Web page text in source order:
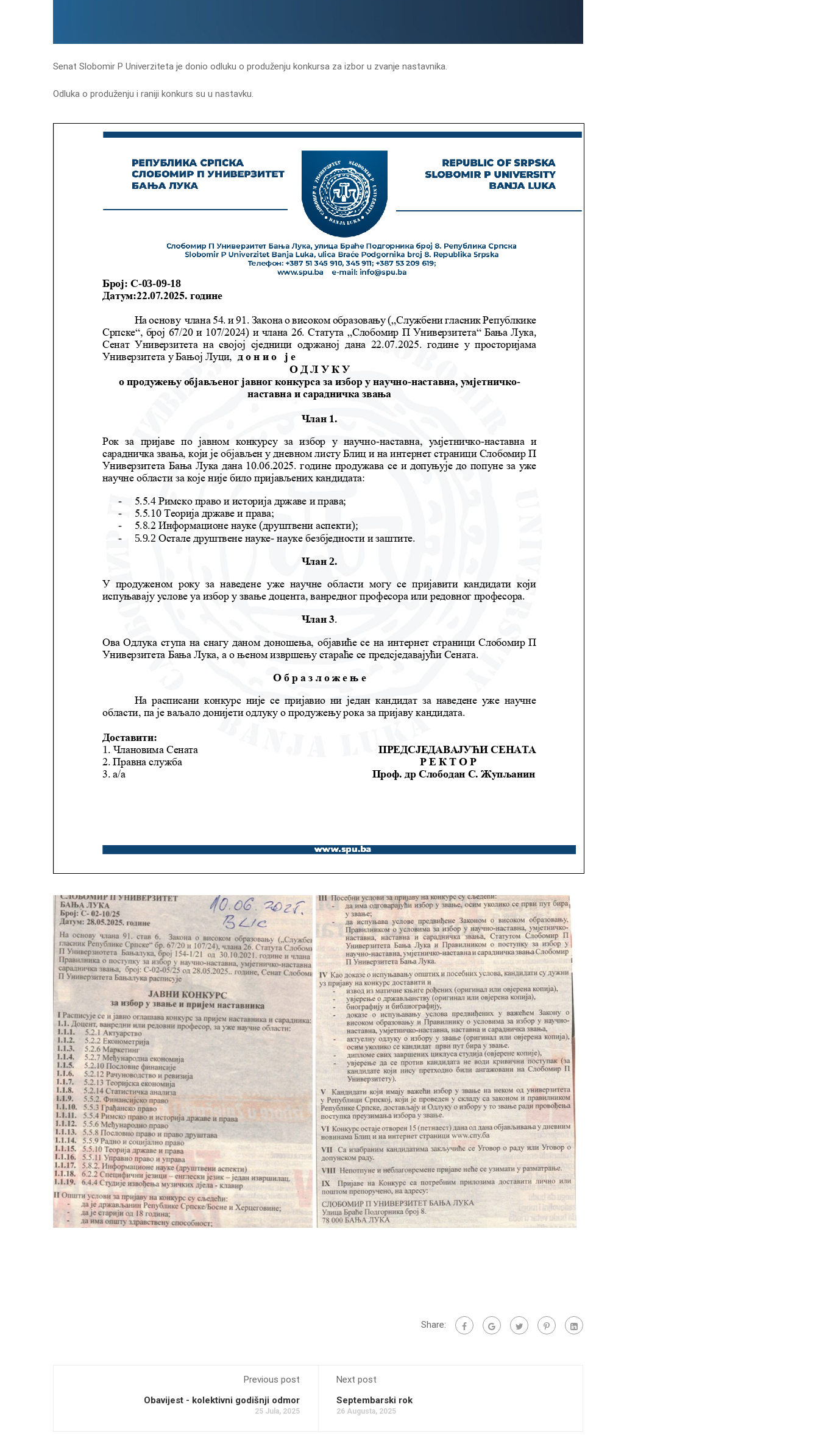
Senat Slobomir P Univerziteta je donio odluku o produženju konkursa za izbor u zvanje nastavnika.
Odluka o produženju i raniji konkurs su u nastavku.
Share:
Previous post
Obavijest - kolektivni godišnji odmor
25 Jula, 2025
Next post
Septembarski rok
26 Augusta, 2025